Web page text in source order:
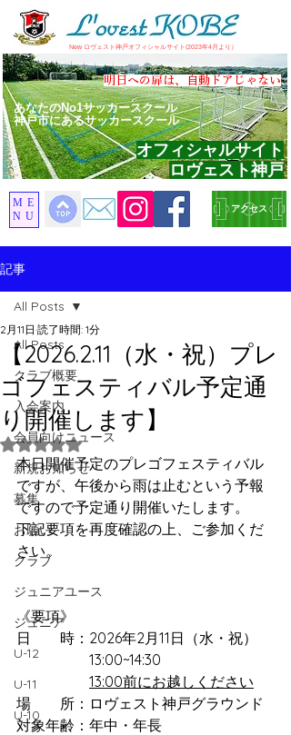
​New ロヴェスト神戸オフィシャルサイト(2023年4月より）
​明日への扉は、自動ドアじゃない
あなたのNo1サッカースクール
神戸市にあるサッカースクール
アクセス
オフィシャルサイト
ロヴェスト神戸
ME
NU
記事
All Posts
クラブ概要
入会案内
会員向けニュース
新規お知らせ
募集
お願い
クラブ
ジュニアユース
ジュニア
U-12
U-11
U-10
All Posts
【2026.2.11（水・祝）プレ
ゴフェスティバル予定通
り開催します】
2月11日 読了時間: 1分
5つ星のうちNaNと評価されています。
本日開催予定のプレゴフェスティバル
ですが、午後から雨は止むという予報
ですので予定通り開催いたします。
下記要項を再度確認の上、ご参加くだ
さい。
《要項》
日　　時：2026年2月11日（水・祝）
13:00~14:30
13:00前にお越しください
場　　所：ロヴェスト神戸グラウンド
対象年齢：年中・年長